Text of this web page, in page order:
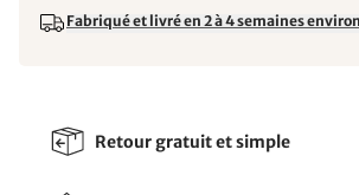
Fabriqué et livré en 2 à 4 semaines environ
Retour gratuit et simple